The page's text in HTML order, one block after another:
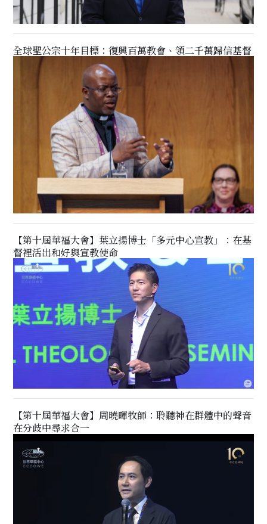
全球聖公宗十年目標：復興百萬教會、領二千萬歸信基督
【第十屆華福大會】葉立揚博士「多元中心宣教」：在基
督裡活出和好與宣教使命
【第十屆華福大會】周曉暉牧師：聆聽神在群體中的聲音
在分歧中尋求合一